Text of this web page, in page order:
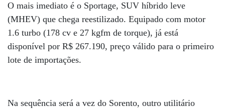
O mais imediato é o Sportage, SUV híbrido leve
(MHEV) que chega reestilizado. Equipado com motor
1.6 turbo (178 cv e 27 kgfm de torque), já está
disponível por R$ 267.190, preço válido para o primeiro
lote de importações.
Na sequência será a vez do Sorento, outro utilitário